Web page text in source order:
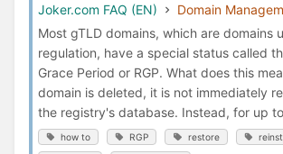
Joker.com FAQ (EN)
Domain
Most gTLD domains, which are domains
regulation, have a special status called
Grace Period or RGP. What does this
domain is deleted, it is not immediately
the registry's database. Instead, for up
how to RGP restore